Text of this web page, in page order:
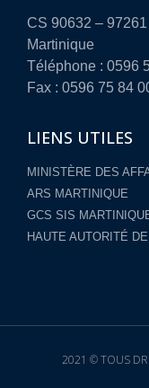
CS 90632 –
Martinique
Téléphone : 0596
Fax : 0596 75 84
LIENS UTILES
MINISTÈRE DES
ARS MARTINIQUE
GCS SIS
HAUTE AUTORITÉ
2021 © TOUS